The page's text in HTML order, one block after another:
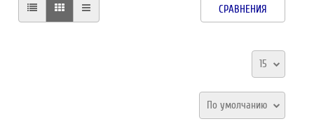
СРАВНЕНИЯ
15
По умолчанию